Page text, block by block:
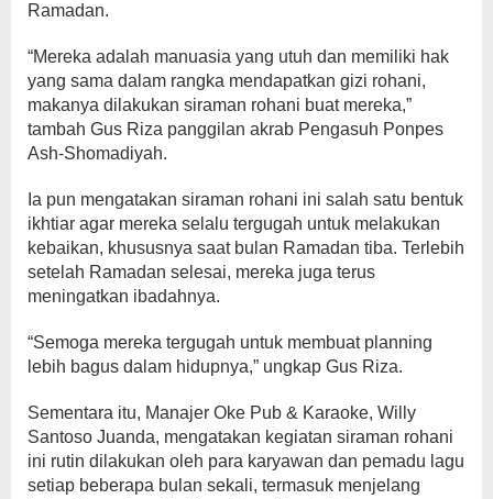
Ramadan.
“Mereka adalah manuasia yang utuh dan memiliki hak
yang sama dalam rangka mendapatkan gizi rohani,
makanya dilakukan siraman rohani buat mereka,”
tambah Gus Riza panggilan akrab Pengasuh Ponpes
Ash-Shomadiyah.
Ia pun mengatakan siraman rohani ini salah satu bentuk
ikhtiar agar mereka selalu tergugah untuk melakukan
kebaikan, khususnya saat bulan Ramadan tiba. Terlebih
setelah Ramadan selesai, mereka juga terus
meningatkan ibadahnya.
“Semoga mereka tergugah untuk membuat planning
lebih bagus dalam hidupnya,” ungkap Gus Riza.
Sementara itu, Manajer Oke Pub & Karaoke, Willy
Santoso Juanda, mengatakan kegiatan siraman rohani
ini rutin dilakukan oleh para karyawan dan pemadu lagu
setiap beberapa bulan sekali, termasuk menjelang